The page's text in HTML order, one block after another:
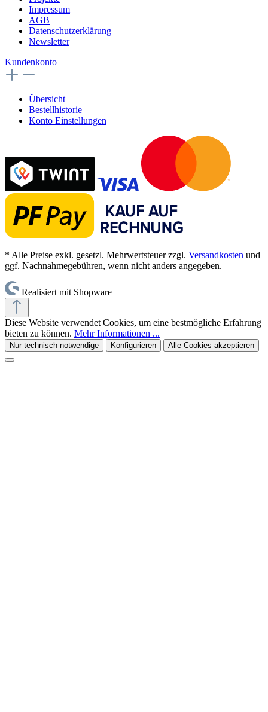
Impressum
AGB
Datenschutzerklärung
Newsletter
Kundenkonto
Übersicht
Bestellhistorie
Konto Einstellungen
* Alle Preise exkl. gesetzl. Mehrwertsteuer zzgl. Versandkosten und
ggf. Nachnahmegebühren, wenn nicht anders angegeben.
Realisiert mit Shopware
Diese Website verwendet Cookies, um eine bestmögliche Erfahrung
bieten zu können. Mehr Informationen ...
Nur technisch notwendige Konfigurieren Alle Cookies akzeptieren